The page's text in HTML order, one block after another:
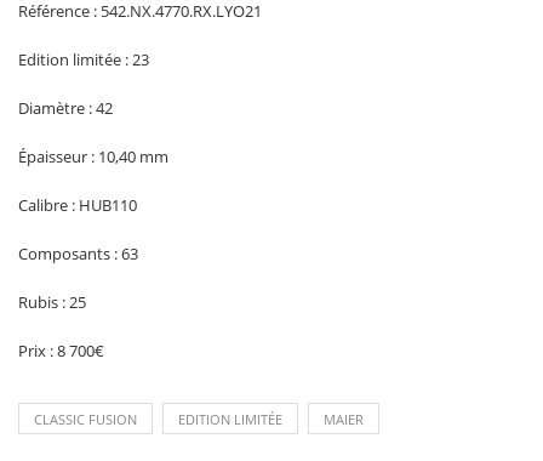
Référence : 542.NX.4770.RX.LYO21
Edition limitée : 23
Diamètre : 42
Épaisseur : 10,40 mm
Calibre : HUB110
Composants : 63
Rubis : 25
Prix : 8 700€
CLASSIC FUSION EDITION LIMITÉE MAIER